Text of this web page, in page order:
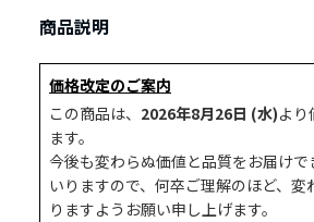
商品説明
価格改定のご案内
この商品は、 2026年8月26日 (水)より
ます。
今後も変わらぬ価値と品質をお届けで
いりますので、何卒ご理解のほど、変
りますようお願い申し上げます。